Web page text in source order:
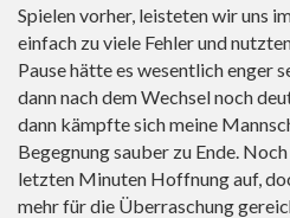
Spielen vorher, leisteten wir uns
einfach zu viele Fehler und
Pause hätte es wesentlich enger
dann nach dem Wechsel noch
dann kämpfte sich meine
Begegnung sauber zu Ende.
letzten Minuten Hoffnung auf,
mehr für die Überraschung